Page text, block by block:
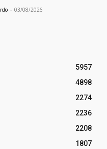
- 03/08/2026
5957
4898
2274
2236
2208
1807